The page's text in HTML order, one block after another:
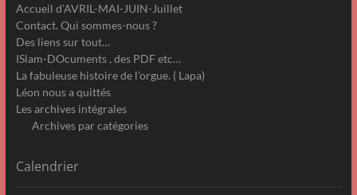
Accueil d’AVRIL-MAI-JUIN-Juillet
Contact. Qui sommes-nous ?
Des liens sur tout…
ISlam-DOcuments , des PDF etc…
La fabuleuse histoire de l’orgue. ( Lapa)
Léon nous a quittés
Les archives intégrales
Archives par catégories
Calendrier